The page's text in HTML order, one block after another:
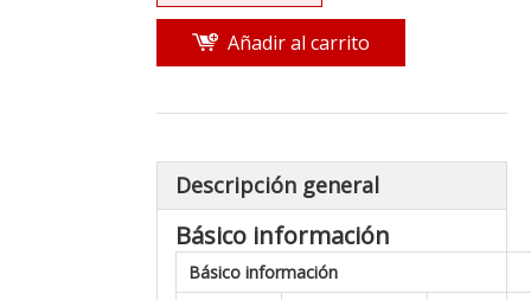
Añadir al carrito
Descripción general
Básico información
Básico información